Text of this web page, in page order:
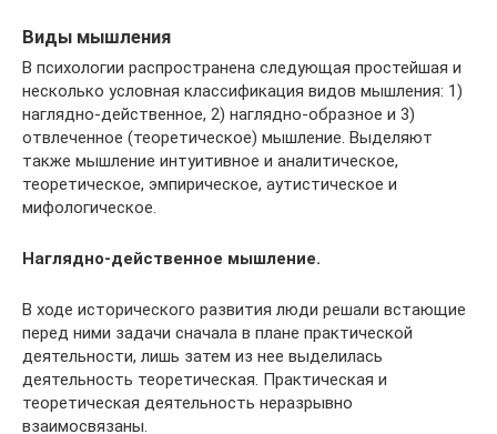
Виды мышления
В психологии распространена следующая простейшая и
несколько условная классификация видов мышления: 1)
наглядно-действенное, 2) наглядно-образное и 3)
отвлеченное (теоретическое) мышление. Выделяют
также мышление интуитивное и аналитическое,
теоретическое, эмпирическое, аутистическое и
мифологическое.
Наглядно-действенное мышление.
В ходе исторического развития люди решали встающие
перед ними задачи сначала в плане практической
деятельности, лишь затем из нее выделилась
деятельность теоретическая. Практическая и
теоретическая деятельность неразрывно
взаимосвязаны.